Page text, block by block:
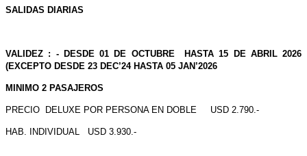
SALIDAS DIARIAS
VALIDEZ : - DESDE 01 DE OCTUBRE HASTA 15 DE ABRIL 2026
(EXCEPTO DESDE 23 DEC’24 HASTA 05 JAN’2026
MINIMO 2 PASAJEROS
PRECIO DELUXE POR PERSONA EN DOBLE USD 2.790.-
HAB. INDIVIDUAL USD 3.930.-